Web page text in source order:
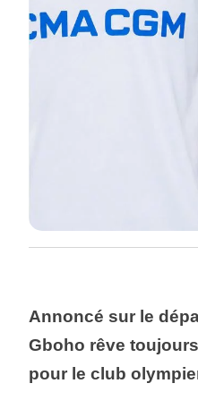
Annoncé sur le
Gboho rêve
pour le club